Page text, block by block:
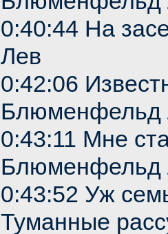
0:40:44 На
Лев
0:42:06
Блюменфельд
0:43:11 Мне
Блюменфельд
0:43:52 Уж
Туманные